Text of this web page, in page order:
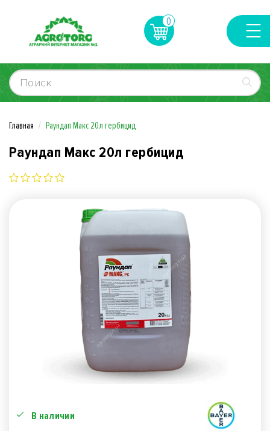
0
Главная Раундап Макс 20л гербицид
Раундап Макс 20л гербицид
В наличии